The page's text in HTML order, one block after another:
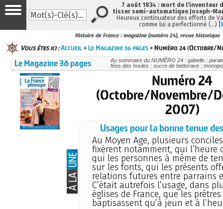
Histoire de France : magazine (numéro 24), revue historique
Vous êtes ici :Accueil >Le Magazine 36 pages > Numéro 24 (Octobre/
Le Magazine 36 pages
Au sommaire du NUMÉRO 24 : gabelle ;
fées des houles ; sucre de betterave ;
Numéro 24
(Octobre/Novembre/
2007)
Usages pour la bonne tenue
Au Moyen Age, plusieurs conciles
fixèrent notamment, qui l’heure
qui les personnes à même de
sur les fonts, qui les présents
relations futures entre parrains
C’était autrefois l’usage, dans
églises de France, que les
baptisassent qu’à jeun et à
7 août 1834 : mort de l'inventeur
tisser semi-automatique Joseph-
Heureux continuateur des efforts de
comme lui a perfectionné (…)